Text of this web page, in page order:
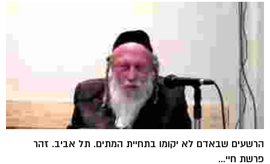
הרשעים שבאדם לא יקומו בתחיית המתים. תל אביב. זהר
פרשת חיי...